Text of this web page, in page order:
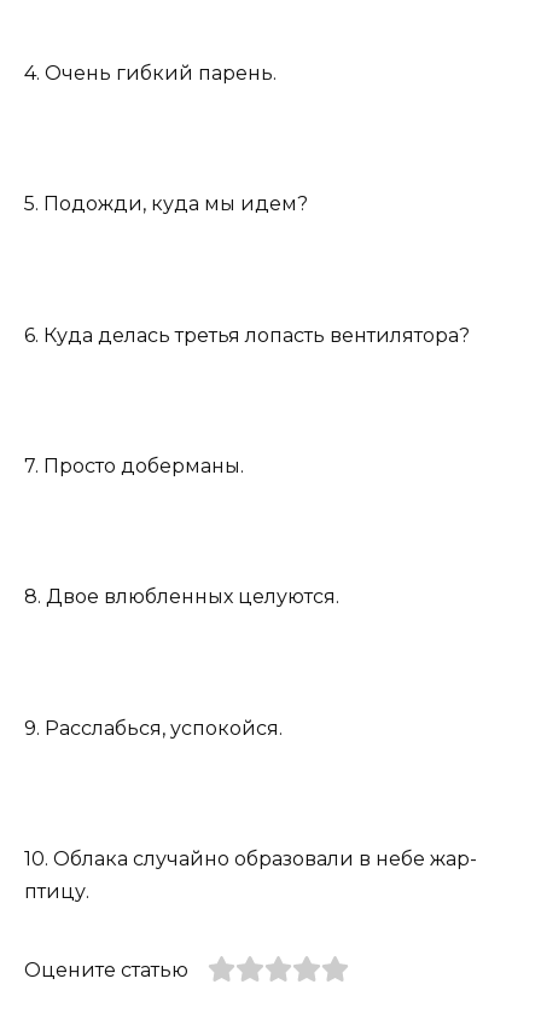
4. Очень гибкий парень.
5. Подожди, куда мы идем?
6. Куда делась третья лопасть вентилятора?
7. Просто доберманы.
8. Двое влюбленных целуются.
9. Расслабься, успокойся.
10. Облака случайно образовали в небе жар-
птицу.
Оцените статью